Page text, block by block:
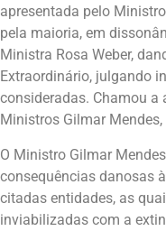
apresentada pelo
pela maioria, em
Ministra Rosa Weber,
Extraordinário, julgando
consideradas. Chamou a
Ministros Gilmar
O Ministro Gilmar
consequências danosas
citadas entidades, as
inviabilizadas com a